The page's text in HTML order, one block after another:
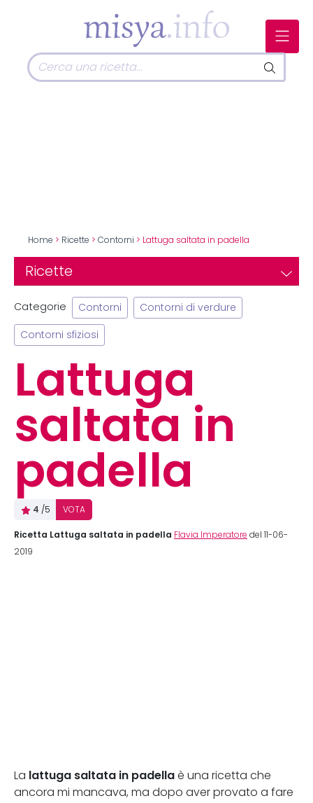
Home > Ricette > Contorni > Lattuga saltata in padella
Ricette
Categorie Contorni Contorni di verdure
Contorni sfiziosi
Lattuga
saltata in
padella
4 /5 VOTA
Ricetta Lattuga saltata in padella Flavia Imperatore del 11-06-
2019
La lattuga saltata in padella è una ricetta che
ancora mi mancava, ma dopo aver provato a fare